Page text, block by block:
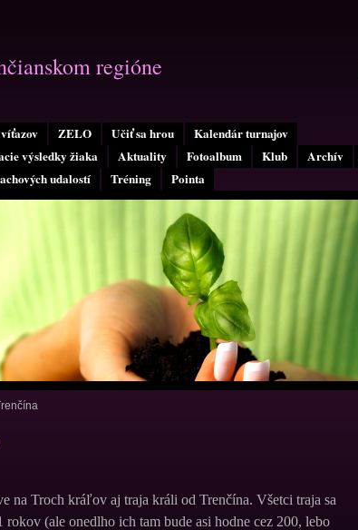
ZELO Učiť sa hrou
Kalendár turnajov
výsledky žiaka
Aktuality Fotoalbum Klub Archív
udalostí
Tréning Pointa
regióne
kráľov aj traja králi od Trenčína. Všetci traja sa
rokov (ale onedlho ich tam bude asi hodne cez 200, lebo